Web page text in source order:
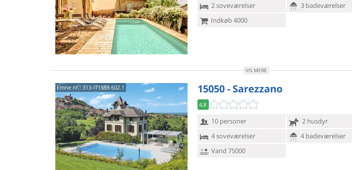
2 soveværelser
3 badeværelser
Indkøb 4000
VIS MERE
Emne nr.: 313-IT1559.602.1 15050 - Sarezzano
4,8
10 personer
2 husdyr
4 soveværelser
4 badeværelser
Vand 75000